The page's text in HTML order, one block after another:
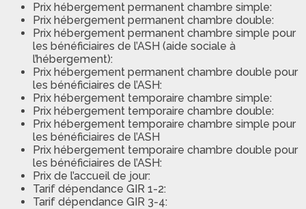
Prix hébergement permanent chambre simple:
Prix hébergement permanent chambre double:
Prix hébergement permanent chambre simple pour
les bénéficiaires de l’ASH (aide sociale à
l’hébergement):
Prix hébergement permanent chambre double pour
les bénéficiaires de l’ASH:
Prix hébergement temporaire chambre simple:
Prix hébergement temporaire chambre double:
Prix hébergement temporaire chambre simple pour
les bénéficiaires de l’ASH
Prix hébergement temporaire chambre double pour
les bénéficiaires de l’ASH:
Prix de l’accueil de jour:
Tarif dépendance GIR 1-2:
Tarif dépendance GIR 3-4: